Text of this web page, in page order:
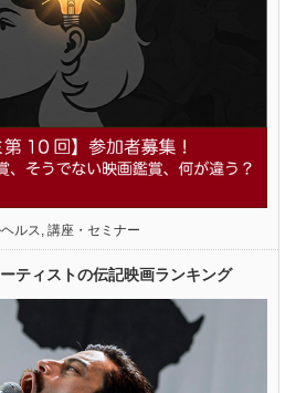
ルス, 講座・セミナー
ティストの伝記映画ランキング